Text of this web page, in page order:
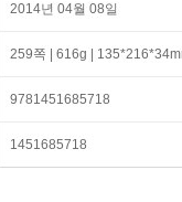
2014년 04월 08일
259쪽 | 616g |
9781451685718
1451685718